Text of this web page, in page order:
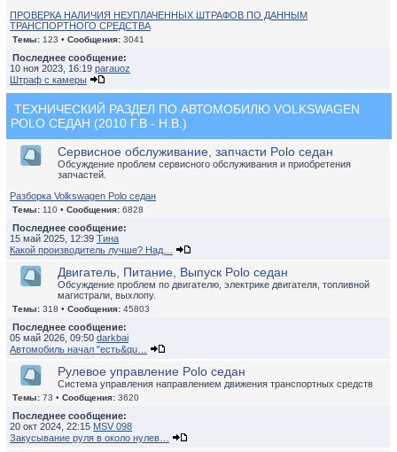
ПРОВЕРКА НАЛИЧИЯ НЕУПЛАЧЕННЫХ ШТРАФОВ ПО ДАННЫМ
ТРАНСПОРТНОГО СРЕДСТВА
Темы: 123 • Сообщения: 3041
Последнее сообщение:
10 ноя 2023, 16:19 parauoz
Штраф с камеры
ТЕХНИЧЕСКИЙ РАЗДЕЛ ПО АВТОМОБИЛЮ VOLKSWAGEN
POLO СЕДАН (2010 Г.В - Н.В.)
Сервисное обслуживание, запчасти Polo седан
Обсуждение проблем сервисного обслуживания и приобретения
запчастей.
Разборка Volkswagen Polo седан
Темы: 110 • Сообщения: 6828
Последнее сообщение:
15 май 2025, 12:39 Тина
Какой производитель лучше? Над…
Двигатель, Питание, Выпуск Polo седан
Обсуждение проблем по двигателю, электрике двигателя, топливной
магистрали, выхлопу.
Темы: 318 • Сообщения: 45803
Последнее сообщение:
05 май 2026, 09:50 darkbai
Автомобиль начал "есть&qu…
Рулевое управление Polo седан
Система управления направлением движения транспортных средств
Темы: 73 • Сообщения: 3620
Последнее сообщение:
20 окт 2024, 22:15 MSV 098
Закусывание руля в около нулев…